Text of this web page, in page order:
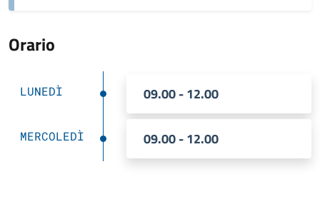
Orario
LUNEDÌ 09.00 - 12.00
MERCOLEDÌ 09.00 - 12.00